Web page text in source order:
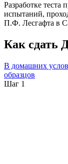
Разработке теста
испытаний,
П.Ф. Лесгафта в
Как сдать
В домашних
образцов
Шаг 1